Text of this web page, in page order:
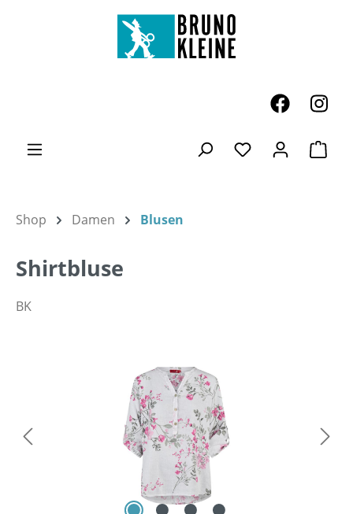
Zum Hauptinhalt springen
Du hast 0
Shop Damen Blusen
Shirtbluse
BK